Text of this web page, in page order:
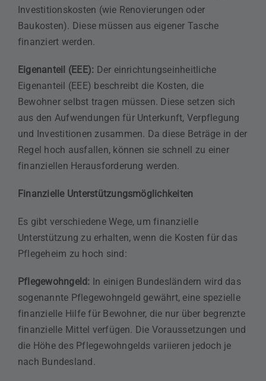
Investitionskosten (wie Renovierungen oder
Baukosten). Diese müssen aus eigener Tasche
finanziert werden.
Eigenanteil (EEE): Der einrichtungseinheitliche
Eigenanteil (EEE) beschreibt die Kosten, die
Bewohner selbst tragen müssen. Diese setzen sich
aus den Aufwendungen für Unterkunft, Verpflegung
und Investitionen zusammen. Da diese Beträge in der
Regel hoch ausfallen, können sie schnell zu einer
finanziellen Herausforderung werden.
Finanzielle Unterstützungsmöglichkeiten
Es gibt verschiedene Wege, um finanzielle
Unterstützung zu erhalten, wenn die Kosten für das
Pflegeheim zu hoch sind:
Pflegewohngeld: In einigen Bundesländern wird das
sogenannte Pflegewohngeld gewährt, eine spezielle
finanzielle Hilfe für Bewohner, die nur über begrenzte
finanzielle Mittel verfügen. Die Voraussetzungen und
die Höhe des Pflegewohngelds variieren jedoch je
nach Bundesland.